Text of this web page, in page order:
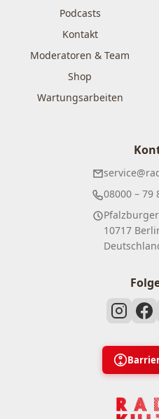
Podcasts
Kontakt
Moderatoren & Team
Shop
Wartungsarbeiten
08000 – 79
10717